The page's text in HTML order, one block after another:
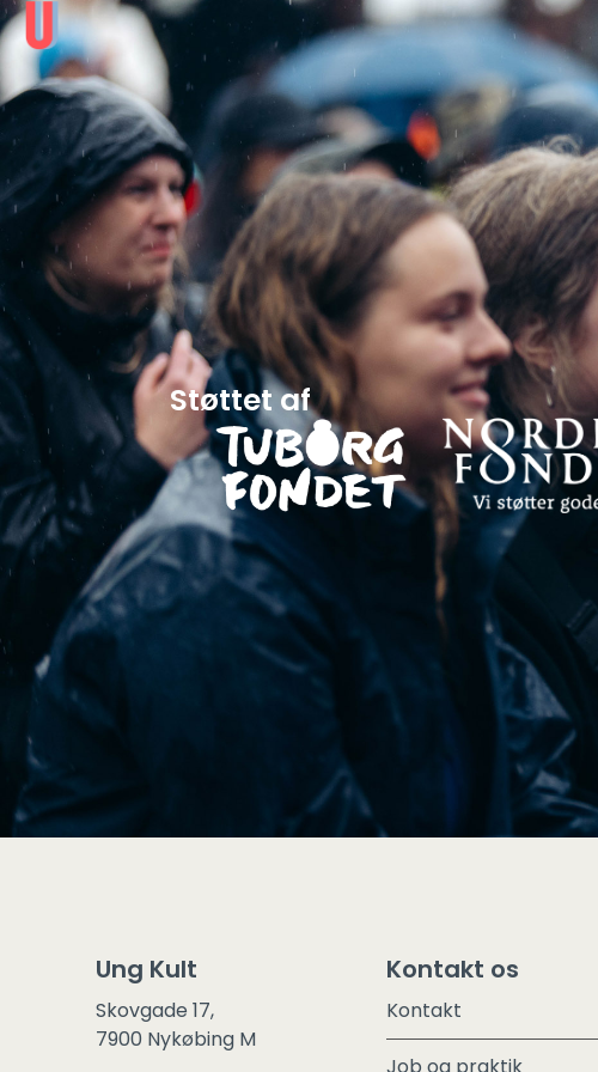
Støttet af
Ung Kult
Skovgade 17,
7900 Nykøbing M
Kontakt os
Kontakt